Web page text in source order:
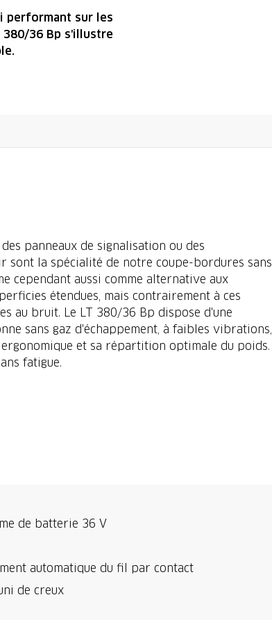
performant sur les
36 Bp s'illustre
panneaux de signalisation ou des
sont la spécialité de notre coupe-bordures sans
cependant aussi comme alternative aux
étendues, mais contrairement à ces
au bruit. Le LT 380/36 Bp dispose d'une
sans gaz d'échappement, à faibles vibrations,
et sa répartition optimale du poids.
fatigue.
de batterie 36 V
automatique du fil par contact
de creux